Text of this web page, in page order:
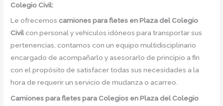
Colegio Civil:
Le ofrecemos camiones para fletes enPlaza del Colegio
Civilcon personal y vehículos idóneos para transportar sus
pertenencias, contamos con un equipo multidisciplinario
encargado de acompañarlo y asesorarlo de principio a fin
con el propósito de satisfacer todas sus necesidades a la
hora de requerir un servicio de mudanza o acarreo.
Camiones para fletespara Colegios en Plaza del Colegio